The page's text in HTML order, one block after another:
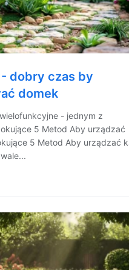
dobry czas by
domek
- jednym z
5 Metod Aby urządzać
5 Metod Aby urządzać